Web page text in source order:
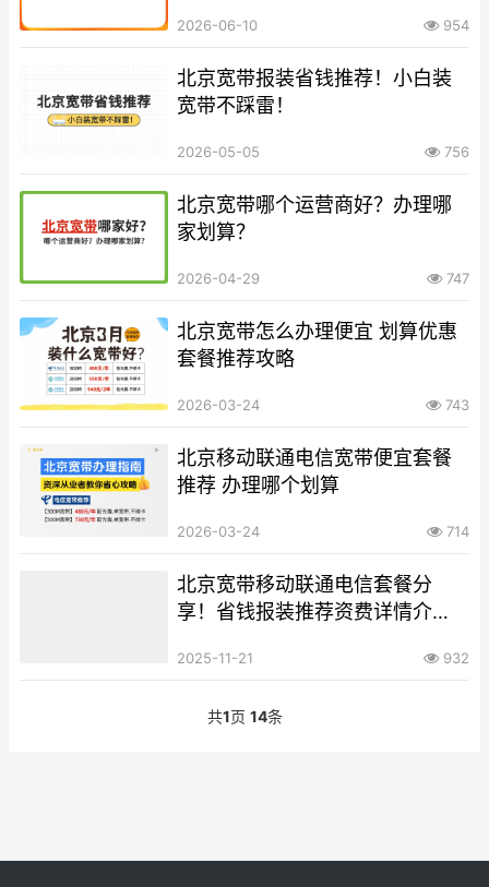
2026-06-10 954
北京宽带报装省钱推荐！小白装
宽带不踩雷！
2026-05-05 756
北京宽带哪个运营商好？办理哪
家划算？
2026-04-29 747
北京宽带怎么办理便宜 划算优惠
套餐推荐攻略
2026-03-24 743
北京移动联通电信宽带便宜套餐
推荐 办理哪个划算
2026-03-24 714
北京宽带移动联通电信套餐分
享！省钱报装推荐资费详情介
2025-11-21 932
共1页 14条